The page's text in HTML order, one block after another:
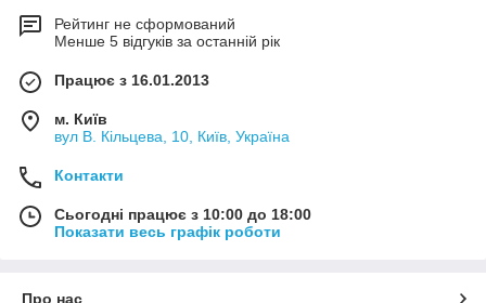
Рейтинг не сформований
Менше 5 відгуків за останній рік
Працює з 16.01.2013
м. Київ
вул В. Кільцева, 10, Київ, Україна
Контакти
Сьогодні працює з 10:00 до 18:00
Показати весь графік роботи
Про нас